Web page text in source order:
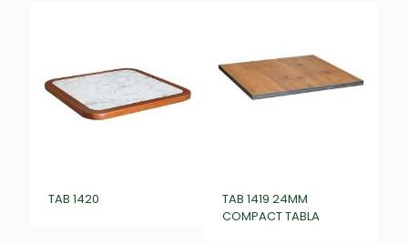
TAB 1420
TAB 1419 24MM
COMPACT TABLA